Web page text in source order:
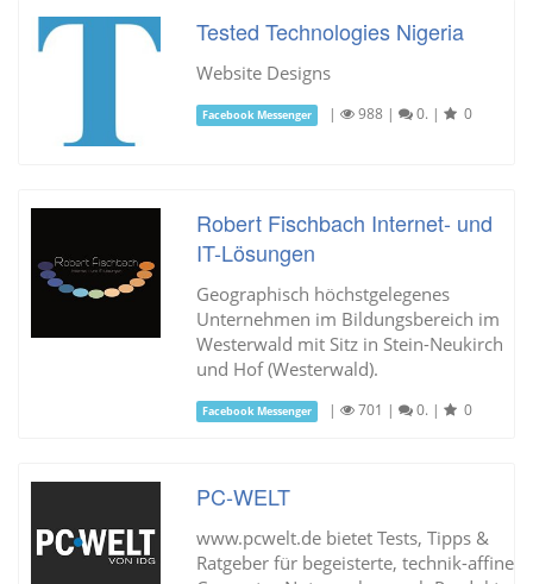
Tested Technologies Nigeria
Website Designs
Facebook Messenger | 988 | 0. | 0
Robert Fischbach Internet- und
IT-Lösungen
Geographisch höchstgelegenes
Unternehmen im Bildungsbereich im
Westerwald mit Sitz in Stein-Neukirch
und Hof (Westerwald).
Facebook Messenger | 701 | 0. | 0
PC-WELT
www.pcwelt.de bietet Tests, Tipps &
Ratgeber für begeisterte, technik-affine